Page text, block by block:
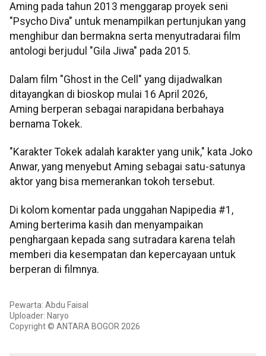
Aming pada tahun 2013 menggarap proyek seni
"Psycho Diva" untuk menampilkan pertunjukan yang
menghibur dan bermakna serta menyutradarai film
antologi berjudul "Gila Jiwa" pada 2015.
Dalam film "Ghost in the Cell" yang dijadwalkan
ditayangkan di bioskop mulai 16 April 2026,
Aming berperan sebagai narapidana berbahaya
bernama Tokek.
"Karakter Tokek adalah karakter yang unik," kata Joko
Anwar, yang menyebut Aming sebagai satu-satunya
aktor yang bisa memerankan tokoh tersebut.
Di kolom komentar pada unggahan Napipedia #1,
Aming berterima kasih dan menyampaikan
penghargaan kepada sang sutradara karena telah
memberi dia kesempatan dan kepercayaan untuk
berperan di filmnya.
Pewarta: Abdu Faisal
Uploader: Naryo
Copyright © ANTARA BOGOR 2026